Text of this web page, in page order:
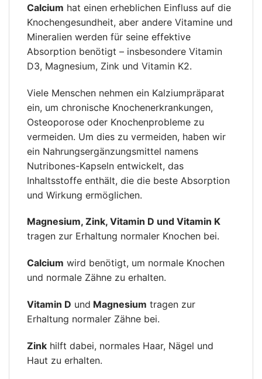
Calcium hat einen erheblichen Einfluss auf die
Knochengesundheit, aber andere Vitamine und
Mineralien werden für seine effektive
Absorption benötigt – insbesondere Vitamin
D3, Magnesium, Zink und Vitamin K2.
Viele Menschen nehmen ein Kalziumpräparat
ein, um chronische Knochenerkrankungen,
Osteoporose oder Knochenprobleme zu
vermeiden. Um dies zu vermeiden, haben wir
ein Nahrungsergänzungsmittel namens
Nutribones-Kapseln entwickelt, das
Inhaltsstoffe enthält, die die beste Absorption
und Wirkung ermöglichen.
Magnesium, Zink, Vitamin D und Vitamin K
tragen zur Erhaltung normaler Knochen bei.
Calcium wird benötigt, um normale Knochen
und normale Zähne zu erhalten.
Vitamin D und Magnesium tragen zur
Erhaltung normaler Zähne bei.
Zink hilft dabei, normales Haar, Nägel und
Haut zu erhalten.